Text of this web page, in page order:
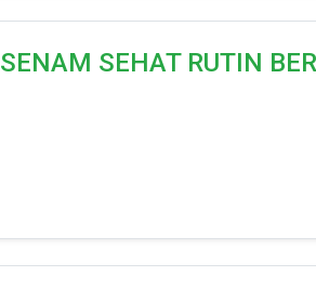
SENAM SEHAT RUTIN